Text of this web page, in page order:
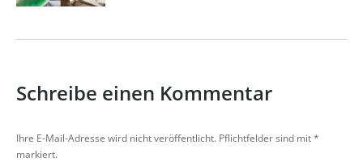
Schreibe einen Kommentar
Ihre E-Mail-Adresse wird nicht veröffentlicht. Pflichtfelder sind mit*
markiert.